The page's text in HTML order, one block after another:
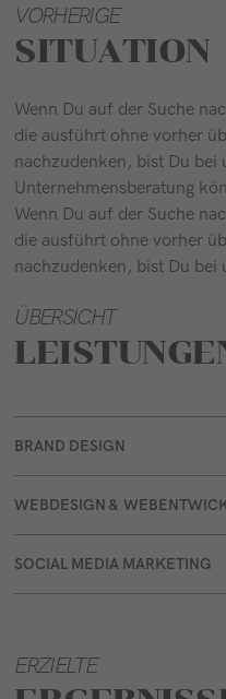
VORHERIGE
SITUATION
Wenn Du auf der Suche
die ausführt ohne vorher
nachzudenken, bist Du bei
Unternehmensberatung
Wenn Du auf der Suche
die ausführt ohne vorher
nachzudenken, bist Du bei
ÜBERSICHT
BRAND DESIGN
WEBDESIGN &
SOCIAL MEDIA MARKETING
ERZIELTE